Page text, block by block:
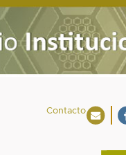
Contacto